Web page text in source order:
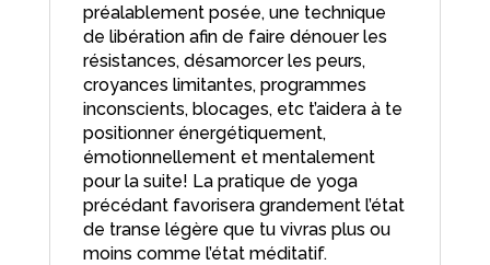
préalablement posée, une technique
de libération afin de faire dénouer les
résistances, désamorcer les peurs,
croyances limitantes, programmes
inconscients, blocages, etc t’aidera à te
positionner énergétiquement,
émotionnellement et mentalement
pour la suite! La pratique de yoga
précédant favorisera grandement l’état
de transe légère que tu vivras plus ou
moins comme l’état méditatif.